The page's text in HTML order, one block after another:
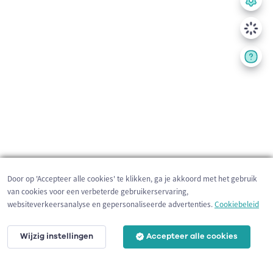
200 m
Door op 'Accepteer alle cookies' te klikken, ga je akkoord met het gebruik
van cookies voor een verbeterde gebruikerservaring,
websiteverkeersanalyse en gepersonaliseerde advertenties.Cookiebeleid
Wijzig instellingen Accepteer alle cookies